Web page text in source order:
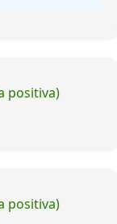
positiva)
positiva)